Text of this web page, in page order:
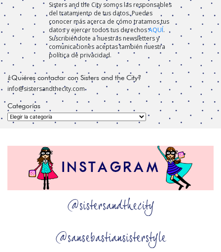
Sisters and the City somos las responsables
del tratamiento de tus datos. Puedes
conocer más acerca de cómo tratamos tus
datos y ejercer todos tus derechosAQUÍ.
Suscribiéndote a nuestras newsletters y
comunicaciones aceptas también nuestra
política de privacidad.
¿Quiéres contactar con Sisters and the City?
info@sistersandthecity.com
Categorías
Categorías
@sistersandthecity
@sansebastiansisterstyle